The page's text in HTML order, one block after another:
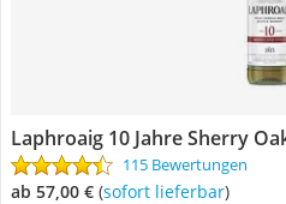
Laphroaig 10 Jahre Sherry
115 Bewertungen
ab 57,00 € ( Sofort lieferbar)